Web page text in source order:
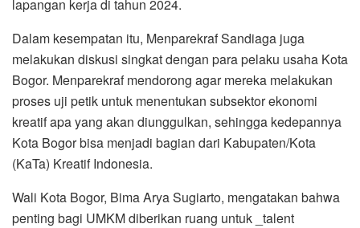
lapangan kerja di tahun 2024.
Dalam kesempatan itu, Menparekraf Sandiaga juga
melakukan diskusi singkat dengan para pelaku usaha Kota
Bogor. Menparekraf mendorong agar mereka melakukan
proses uji petik untuk menentukan subsektor ekonomi
kreatif apa yang akan diunggulkan, sehingga kedepannya
Kota Bogor bisa menjadi bagian dari Kabupaten/Kota
(KaTa) Kreatif Indonesia.
Wali Kota Bogor, Bima Arya Sugiarto, mengatakan bahwa
penting bagi UMKM diberikan ruang untuk _talent